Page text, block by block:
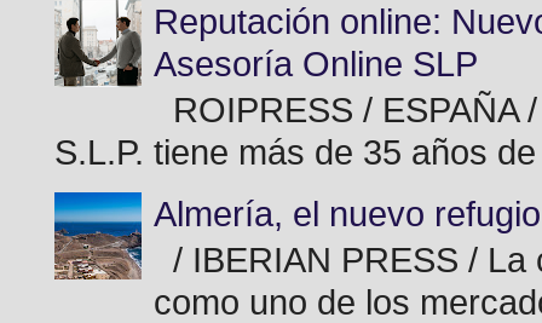
Reputación online:
Asesoría Online SLP
ROIPRESS / ESPAÑA
S.L.P. tiene más de 35 años
Almería, el nuevo
/ IBERIAN PRESS /
como uno de los